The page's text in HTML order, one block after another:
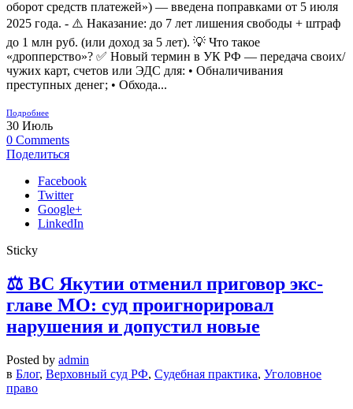
оборот средств платежей») — введена поправками от 5 июля
2025 года. - ⚠️ Наказание: до 7 лет лишения свободы + штраф
до 1 млн руб. (или доход за 5 лет). 💡 Что такое
«дропперство»? ✅ Новый термин в УК РФ — передача своих/
чужих карт, счетов или ЭДС для: • Обналичивания
преступных денег; • Обхода...
Подробнее
30 Июль
0 Comments
Поделиться
Facebook
Twitter
Google+
LinkedIn
Sticky
⚖️ ВС Якутии отменил приговор экс-
главе МО: суд проигнорировал
нарушения и допустил новые
Posted by admin
в Блог, Верховный суд РФ, Судебная практика, Уголовное
право